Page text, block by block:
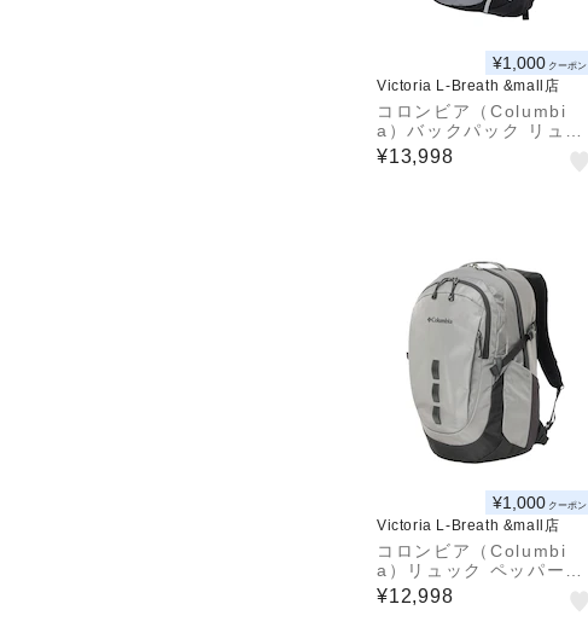
¥1,000 クーポン
Victoria L-Breath &mall店
コロンビア（Columbi
a）バックパック リュッ
ク 登山 ハイキング ワイ
ルドウッドハイツ 30L
¥13,998
¥1,000 クーポン
Victoria L-Breath &mall店
コロンビア（Columbi
a）リュック ペッパーロ
ック バックパック 30L
PU7254 023
¥12,998